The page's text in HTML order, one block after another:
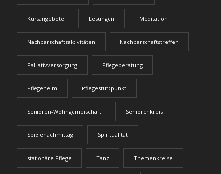
Kursangebote Lesungen Meditation
Nachbarschaftsaktivitäten Nachbarschaftstreffen
Palliativversorgung Pflegeberatung
Pflegeheim Pflegestützpunkt
Senioren-Wohngemeischaft Seniorenkreis
Spielenachmittag Spiritualität
stationäre Pflege Tanz Themenkreise